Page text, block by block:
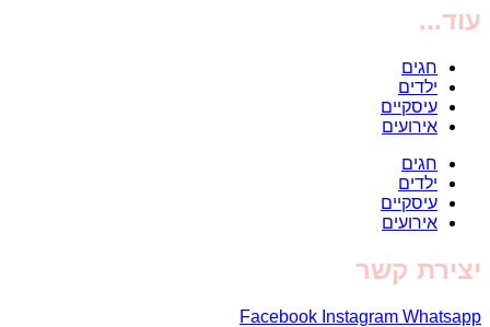
עוד...
חגים
ילדים
עיסקיים
אירועים
חגים
ילדים
עיסקיים
אירועים
יצירת קשר
Facebook Instagram Whatsapp